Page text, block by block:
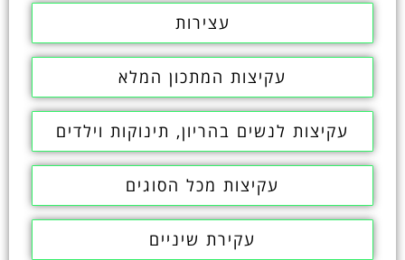
עצירות
עקיצות המתכון המלא
עקיצות לנשים בהריון, תינוקות וילדים
עקיצות מכל הסוגים
עקירת שיניים